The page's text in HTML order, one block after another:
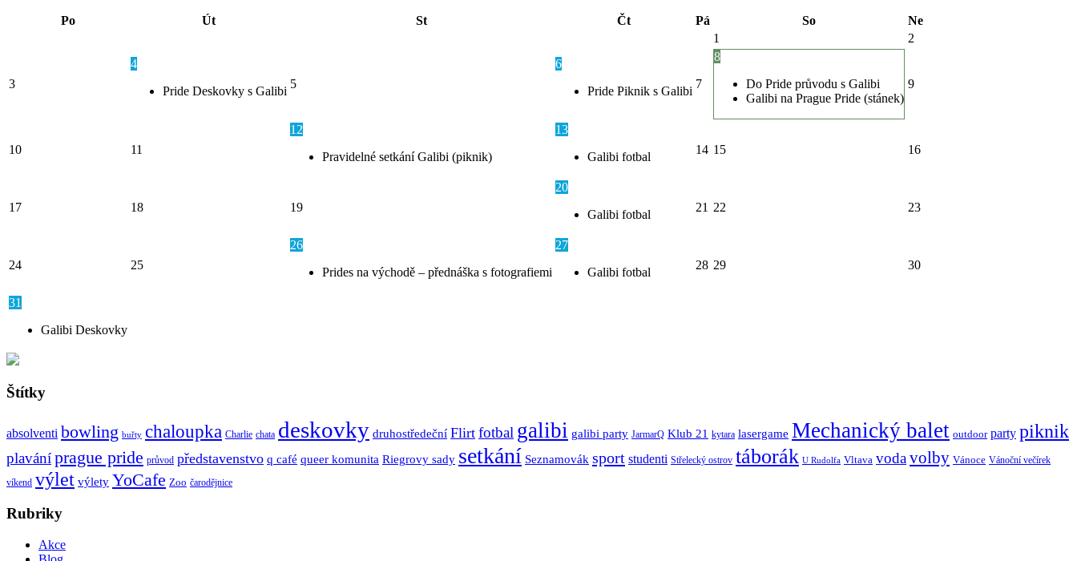
Po Út St Čt Pá So
Ne
1
2
3
4
Pride Deskovky s Galibi
5
6
Pride Piknik s Galibi
7
8
Do Pride průvodu s Galibi
Galibi na Prague Pride (stánek)
9
10 11
12
Pravidelné setkání Galibi (piknik)
13
Galibi fotbal
14 15 16
17 18 19
20
Galibi fotbal
21 22 23
24 25
26
Prides na východě – přednáška s fotografiemi
27
Galibi fotbal
28 29 30
31
Galibi Deskovky
Štítky
absolventi bowling buřty chaloupka Charlie chata deskovky druhostředeční Flirt fotbal galibi galibi party JarmarQ Klub 21 kytara lasergame Mechanický balet outdoor party piknik
plaváníprague pride průvod představenstvo q café queer komunita Riegrovy sady setkání Seznamovák sport studenti Střelecký ostrov táborák U Rudolfa Vltava vodavolby Vánoce Vánoční večírek
víkend výlet výlety YoCafe Zoo čarodějnice
Rubriky
Akce